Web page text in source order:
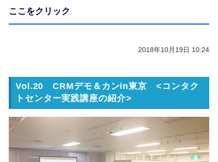
ここをクリック
2018年10月19日 10:24
Vol.20 CRMデモ＆カンin東京 <コンタク
トセンター実践講座の紹介>